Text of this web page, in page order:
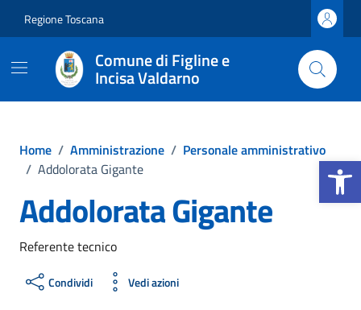
Apri la
Regione Toscana
Comune di Figline e
Incisa Valdarno
Home / Amministrazione / Personale amministrativo
/ Addolorata Gigante
Addolorata Gigante
Referente tecnico
Condividi Vedi azioni